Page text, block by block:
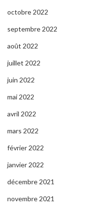
octobre 2022
septembre 2022
août 2022
juillet 2022
juin 2022
mai 2022
avril 2022
mars 2022
février 2022
janvier 2022
décembre 2021
novembre 2021